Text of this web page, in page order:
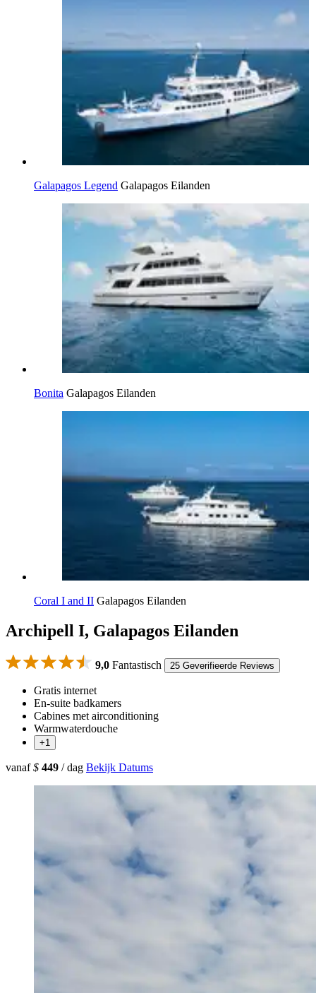
Galapagos Legend Galapagos Eilanden
Bonita Galapagos Eilanden
Coral I and II Galapagos Eilanden
Archipell I, Galapagos Eilanden
9,0 Fantastisch 25 Geverifieerde Reviews
Gratis internet
En-suite badkamers
Cabines met airconditioning
Warmwaterdouche
+1
vanaf$ 449 / dag Bekijk Datums